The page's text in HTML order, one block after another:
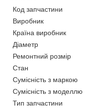
Код запчастини
Виробник
Країна виробник
Діаметр
Ремонтний розмір
Стан
Сумісність з маркою
Сумісність з моделлю
Тип запчастини